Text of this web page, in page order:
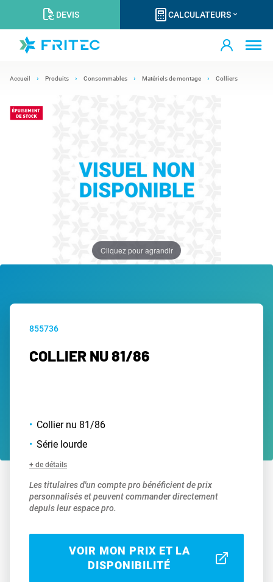
DEVIS CALCULATEURS
Accueil Produits Consommables Matériels de montage Colliers
Cliquez pour agrandir
855736
COLLIER NU 81/86
Collier nu 81/86
Série lourde
+ de détails
Les titulaires d'un compte pro bénéficient de prix
personnalisés et peuvent commander directement
depuis leur espace pro.
VOIR MON PRIX ET LA
DISPONIBILITÉ